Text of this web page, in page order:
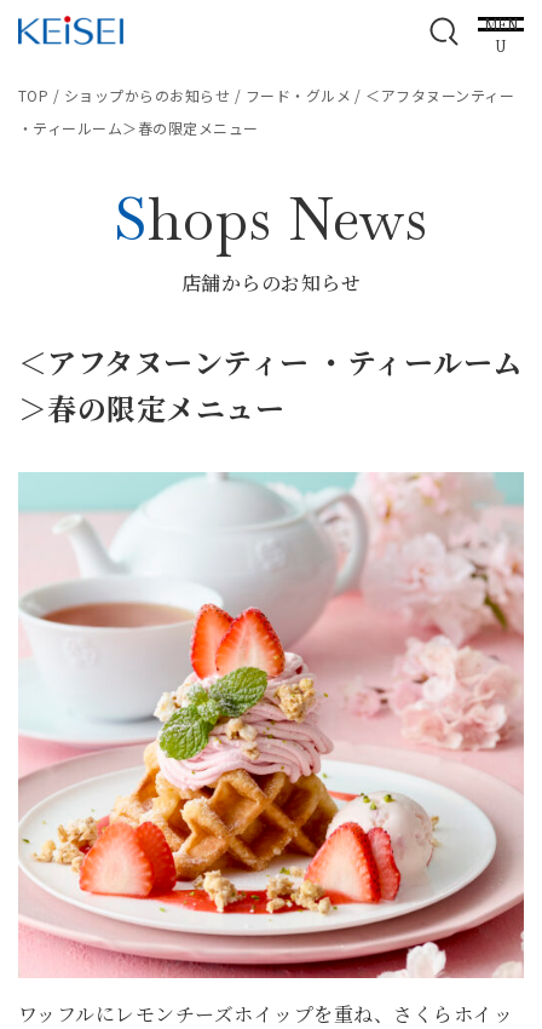
MEN
U
TOP / ショップからのお知らせ / フード・グルメ / ＜アフタヌーンティー
・ティールーム＞春の限定メニュー
Shops News
店舗からのお知らせ
＜アフタヌーンティー ・ティールーム
＞春の限定メニュー
ワッフルにレモンチーズホイップを重ね、さくらホイッ